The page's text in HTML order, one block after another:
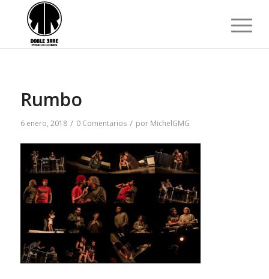
Rumbo
6 enero, 2018 / 0 Comentarios / por MichelGMG